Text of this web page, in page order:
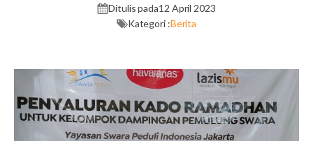
Ditulis pada12 April 2023
Kategori :Berita